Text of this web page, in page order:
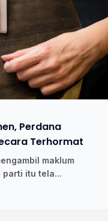
Perdana
Terhormat
maklum
parti itu tela...